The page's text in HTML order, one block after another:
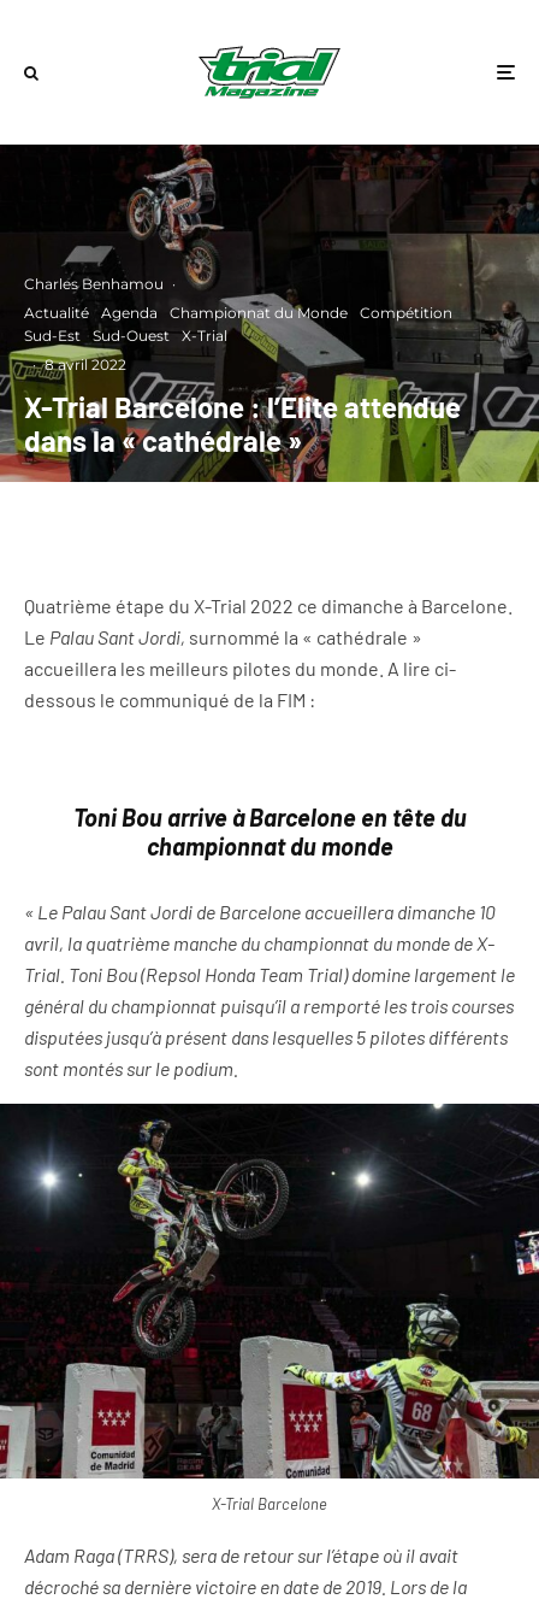
Charles Benhamou ·
Actualité
Agenda Championnat du Monde
Compétition
Sud-Est
Sud-Ouest
X-Trial
· 8 avril 2022
X-Trial Barcelone : l’Elite attendue
dans la « cathédrale »
Quatrième étape du X-Trial 2022 ce dimanche à Barcelone.
Le Palau Sant Jordi, surnommé la « cathédrale »
accueillera les meilleurs pilotes du monde. A lire ci-
dessous le communiqué de la FIM :
Toni Bou arrive à Barcelone en tête du
championnat du monde
« Le Palau Sant Jordi de Barcelone accueillera dimanche 10
avril, la quatrième manche du championnat du monde de X-
Trial. Toni Bou (Repsol Honda Team Trial) domine largement le
général du championnat puisqu’il a remporté les trois courses
disputées jusqu’à présent dans lesquelles 5 pilotes différents
sont montés sur le podium.
X-Trial Barcelone
Adam Raga (TRRS), sera de retour sur l’étape où il avait
décroché sa dernière victoire en date de 2019. Lors de la